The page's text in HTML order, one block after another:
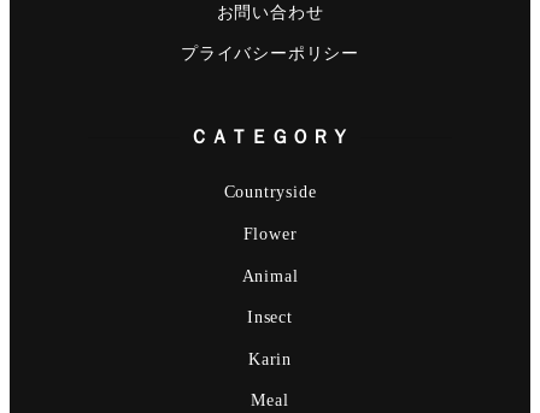
お問い合わせ
プライバシーポリシー
ＣＡＴＥＧＯＲＹ
Countryside
Flower
Animal
Insect
Karin
Meal